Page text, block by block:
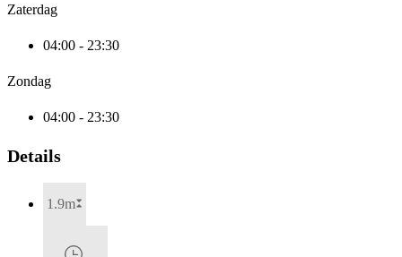
Zaterdag
04:00 - 23:30
Zondag
04:00 - 23:30
Details
1.9m